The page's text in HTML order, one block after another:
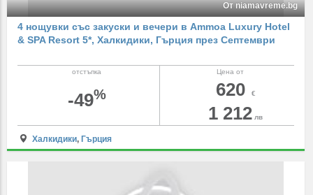
От niamavreme.bg
4 нощувки със закуски и вечери в Ammoa Luxury Hotel
& SPA Resort 5*, Халкидики, Гърция през Септември
Цена от
620 €
1 212 лв
отстъпка
-49%
Халкидики, Гърция